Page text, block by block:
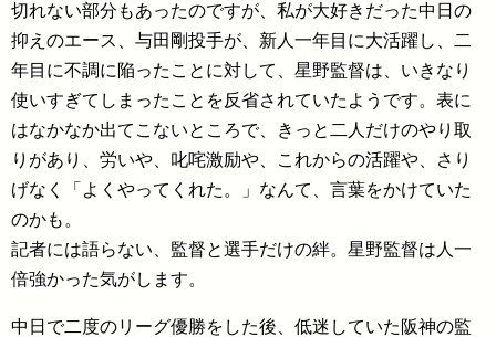
切れない部分もあったのですが、私が大好きだった中日の
抑えのエース、与田剛投手が、新人一年目に大活躍し、二
年目に不調に陥ったことに対して、星野監督は、いきなり
使いすぎてしまったことを反省されていたようです。表に
はなかなか出てこないところで、きっと二人だけのやり取
りがあり、労いや、叱咤激励や、これからの活躍や、さり
げなく「よくやってくれた。」なんて、言葉をかけていた
のかも。
記者には語らない、監督と選手だけの絆。星野監督は人一
倍強かった気がします。
中日で二度のリーグ優勝をした後、低迷していた阪神の監